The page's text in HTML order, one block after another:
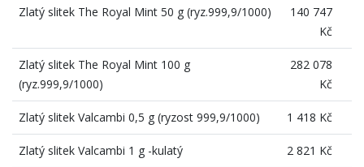
Zlatý slitek The Royal Mint 50 g (ryz.999,9/1000)
140 747
Kč
Zlatý slitek The Royal Mint 100 g
(ryz.999,9/1000)
282 078
Kč
Zlatý slitek Valcambi 0,5 g (ryzost 999,9/1000) 1 418 Kč
Zlatý slitek Valcambi 1 g -kulatý 2 821 Kč